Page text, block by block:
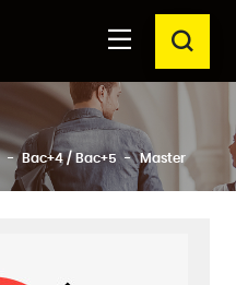
Bac+4 / Bac+5 Master